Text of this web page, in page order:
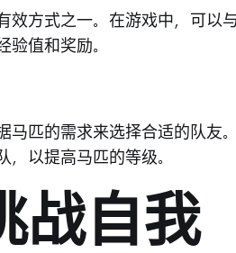
效方式之一。在游戏中，可以
验值和奖励。
马匹的需求来选择合适的队友
，以提高马匹的等级。
战自我